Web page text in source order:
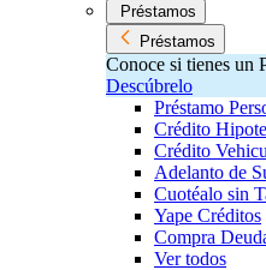
Préstamos
Préstamos
Conoce si tienes un
Descúbrelo
Préstamo
Crédito
Crédito
Adelanto de
Cuotéalo sin
Yape Créditos
Compra
Ver todos